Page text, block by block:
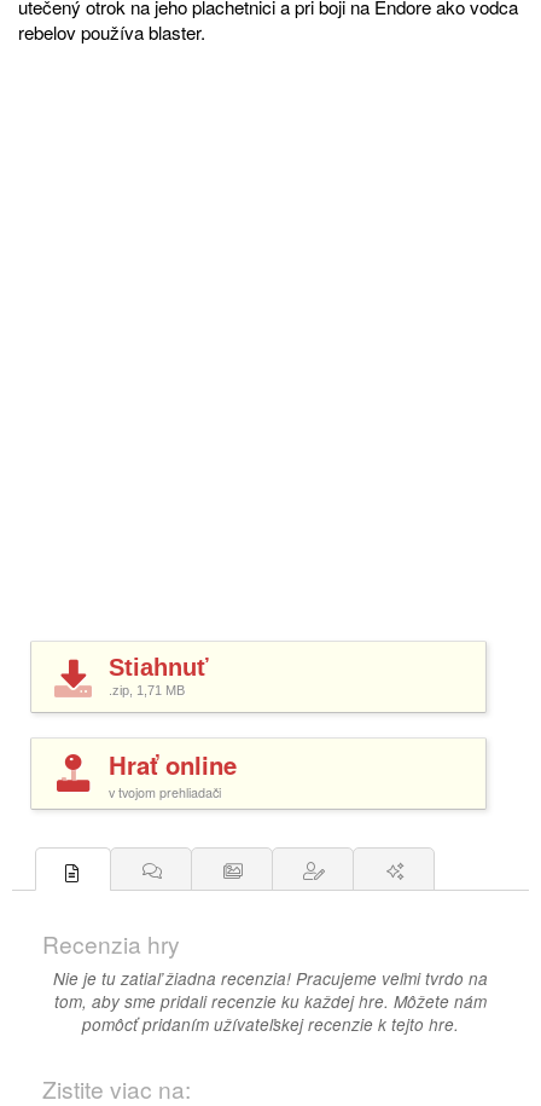
utečený otrok na jeho plachetnici a pri boji na Endore ako vodca
rebelov používa blaster.
Stiahnuť
.zip, 1,71 MB
Hrať online
v tvojom prehliadači
Recenzia hry
Nie je tu zatiaľ žiadna recenzia! Pracujeme veľmi tvrdo na
tom, aby sme pridali recenzie ku každej hre. Môžete nám
pomôcť pridaním užívateľskej recenzie k tejto hre.
Zistite viac na: